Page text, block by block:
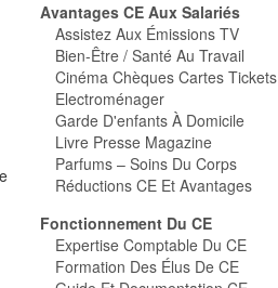
Avantages CE Aux Salariés
Assistez Aux Émissions TV
Bien-Être / Santé Au Travail
Cinéma Chèques Cartes Tickets
Electroménager
Garde D'enfants À Domicile
Livre Presse Magazine
Parfums – Soins Du Corps
Réductions CE Et Avantages
Fonctionnement Du CE
Expertise Comptable Du CE
Formation Des Élus De CE